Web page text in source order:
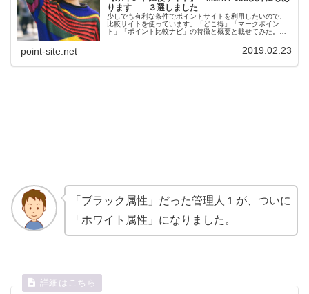
ります ３選しました
少しでも有利な条件でポイントサイトを利用したいので、
比較サイトを使っています。「どこ得」「マークポイン
ト」「ポイント比較ナビ」の特徴と概要と載せてみた。今
point-site.net 2019.02.23
「ブラック属性」だった管理人１が、ついに
「ホワイト属性」になりました。